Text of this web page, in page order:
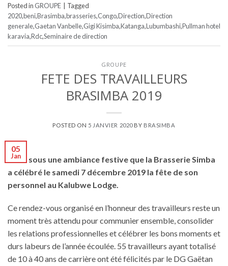
Posted in GROUPE
Tagged
2020,beni,Brasimba,brasseries,Congo,Direction,Direction
generale,Gaetan Vanbelle,Gigi Kisimba,Katanga,Lubumbashi,Pullman hotel
karavia,Rdc,Seminaire de direction
GROUPE
FETE DES TRAVAILLEURS
BRASIMBA 2019
POSTED ON 5 JANVIER 2020 BY BRASIMBA
05
Jan
C’est sous une ambiance festive que la Brasserie Simba
a célébré le samedi 7 décembre 2019 la fête de son
personnel au Kalubwe Lodge.
Ce rendez-vous organisé en l’honneur des travailleurs reste un
moment très attendu pour communier ensemble, consolider
les relations professionnelles et célébrer les bons moments et
durs labeurs de l’année écoulée. 55 travailleurs ayant totalisé
de 10 à 40 ans de carrière ont été félicités par le DG Gaëtan